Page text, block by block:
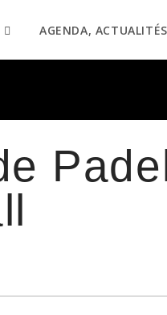
AGENDA, ACTUALITÉS